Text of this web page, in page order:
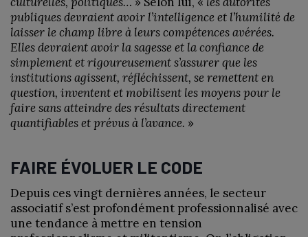
publiques devraient avoir l’intelligence et l’humilité de
laisser le champ libre à leurs compétences avérées.
Elles devraient avoir la sagesse et la confiance de
simplement et rigoureusement s’assurer que les
institutions agissent, réfléchissent, se remettent en
question, inventent et mobilisent les moyens pour le
faire sans atteindre des résultats directement
quantifiables et prévus à l’avance. »
FAIRE ÉVOLUER LE CODE
Depuis ces vingt dernières années, le secteur
associatif s’est profondément professionnalisé avec
une tendance à mettre en tension